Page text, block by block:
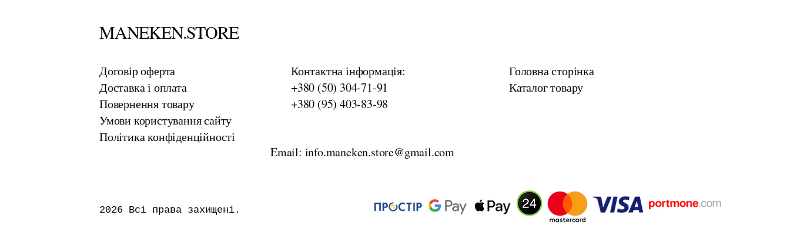
MANEKEN.STORE
​Договір оферта
Доставка і оплата
Повернення товару
Умови користування сайту
Політика конфіденційності
2026 Всі права захищені.
Контактна інформація:
+380 (50) 304-71-91
+380 (95) 403-83-98
Email: info.maneken.store@gmail.com
Головна сторінка
Каталог товару